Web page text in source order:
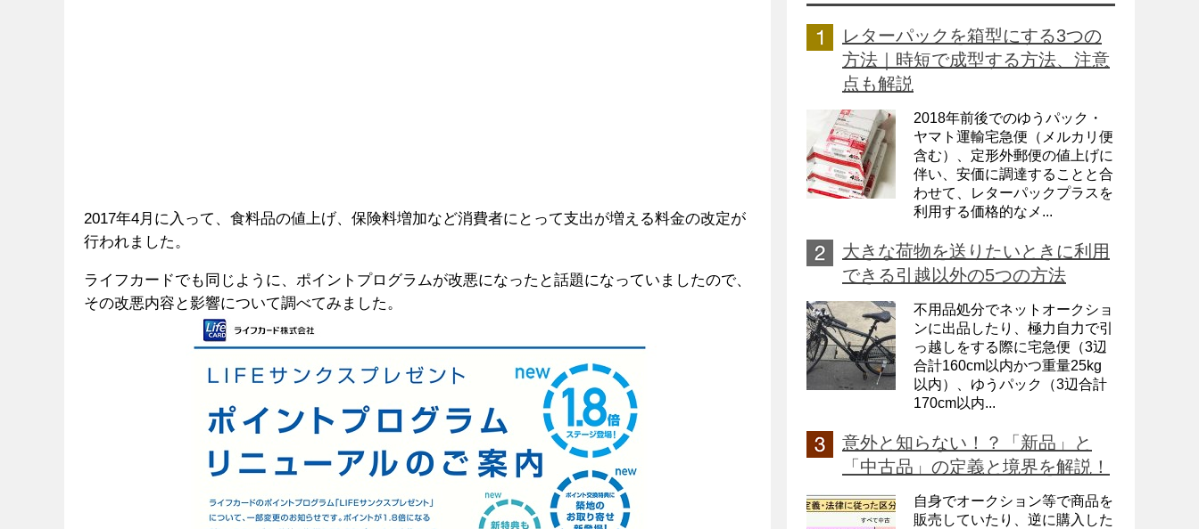
2017年4月に入って、食料品の値上げ、保険料増加など消費者にとって支出が増える料金の改定が
行われました。
ライフカードでも同じように、ポイントプログラムが改悪になったと話題になっていましたので、
その改悪内容と影響について調べてみました。
レターパックを箱型にする3つの
方法｜時短で成型する方法、注意
点も解説
2018年前後でのゆうパック・
ヤマト運輸宅急便（メルカリ便
含む）、定形外郵便の値上げに
伴い、安価に調達することと合
わせて、レターパックプラスを
利用する価格的なメ...
大きな荷物を送りたいときに利用
できる引越以外の5つの方法
不用品処分でネットオークショ
ンに出品したり、極力自力で引
っ越しをする際に宅急便（3辺
合計160cm以内かつ重量25kg
以内）、ゆうパック（3辺合計
170cm以内...
意外と知らない！？「新品」と
「中古品」の定義と境界を解説！
自身でオークション等で商品を
販売していたり、逆に購入した